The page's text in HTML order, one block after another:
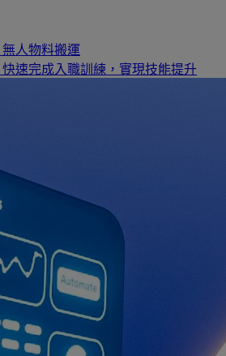
無人物料搬運
快速完成入職訓練，實現技能提升